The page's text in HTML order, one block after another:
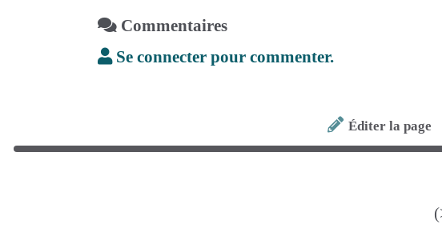
Commentaires
Se connecter pour commenter.
Éditer la page